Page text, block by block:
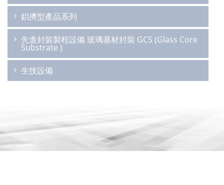
鋁擠型產品系列
先進封裝製程設備 玻璃基材封裝 GCS (Glass Core
Substrate )
生技設備